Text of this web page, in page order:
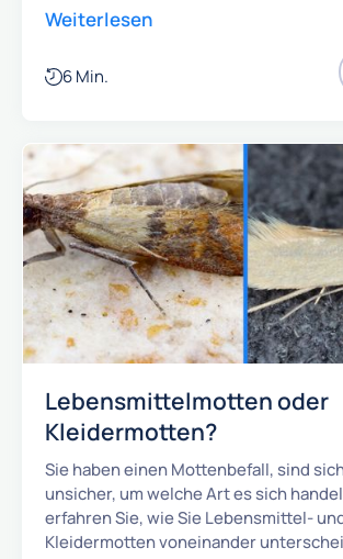
Weiterlesen
6 Min.
Lebensmittelmotten oder
Kleidermotten?
Sie haben einen Mottenbefall, sind
unsicher, um welche Art es sich
erfahren Sie, wie Sie Lebensmittel-
Kleidermotten voneinander